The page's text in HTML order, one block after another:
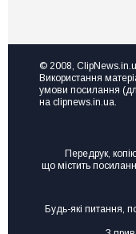
© 2008,
Використання
умови посилання
на clipnews.in.ua.
Передрук,
що містить
Будь-які питання,